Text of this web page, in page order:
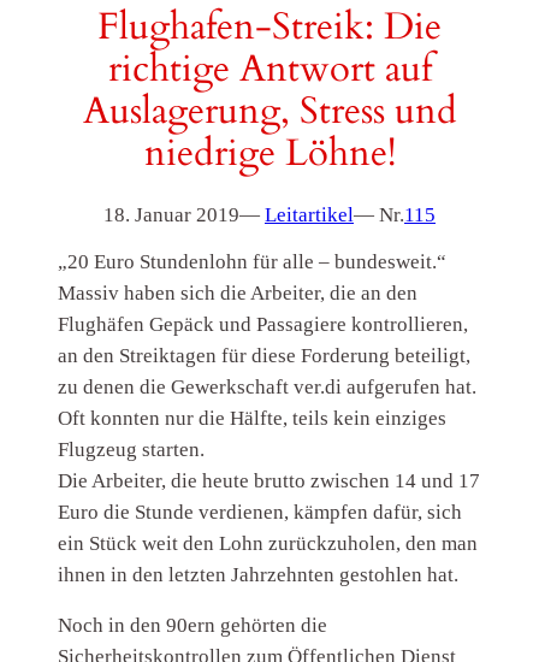
Flughafen-Streik: Die
richtige Antwort auf
Auslagerung, Stress und
niedrige Löhne!
18. Januar 2019— Leitartikel— Nr.115
„20 Euro Stundenlohn für alle – bundesweit.“
Massiv haben sich die Arbeiter, die an den
Flughäfen Gepäck und Passagiere kontrollieren,
an den Streiktagen für diese Forderung beteiligt,
zu denen die Gewerkschaft ver.di aufgerufen hat.
Oft konnten nur die Hälfte, teils kein einziges
Flugzeug starten.
Die Arbeiter, die heute brutto zwischen 14 und 17
Euro die Stunde verdienen, kämpfen dafür, sich
ein Stück weit den Lohn zurückzuholen, den man
ihnen in den letzten Jahrzehnten gestohlen hat.
Noch in den 90ern gehörten die
Sicherheitskontrollen zum Öffentlichen Dienst